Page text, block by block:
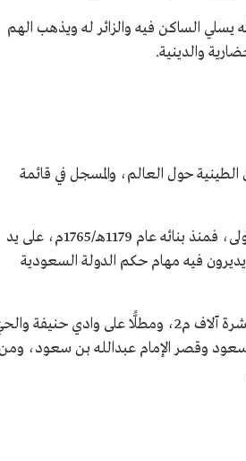
الساكن فيه والزائر له ويذهب الهم
والدينية.
الطينية حول العالم، والمسجل في قائمة
كان القصر على مدى أربعة عقود مركزًا للحكم في عهد الدولة السعودية الأولى، فمنذ بنائه عام 1179هـ/1765م، على يد
يديرون فيه مهام حكم الدولة السعودية
يرتفع قصر سلوى في الجزء الشرقي من حي الطريف، شاغلًا مساحة نحو عشرة آلاف م2، ومطلًّا على وادي حنيفة
وقصر الإمام عبدالله بن سعود،